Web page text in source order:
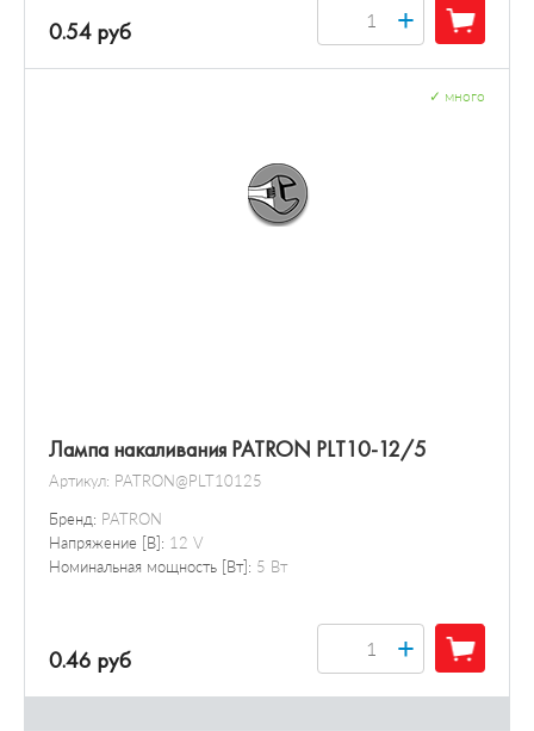
0.54 руб +
Лампа накаливания PATRON PLT10-12/5
Артикул: PATRON@PLT10125
Бренд: PATRON
Напряжение [В]: 12 V
Номинальная мощность [Вт]: 5 Вт
много
0.46 руб +